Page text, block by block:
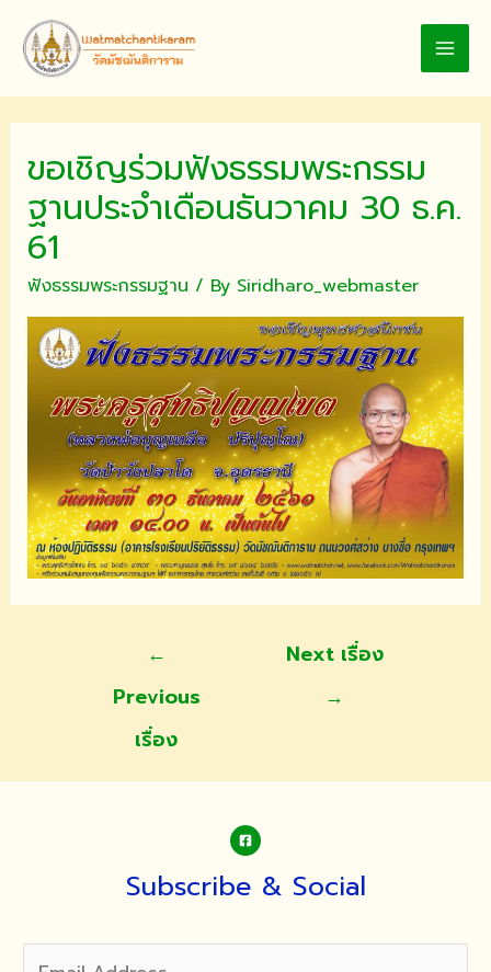
content
ขอเชิญร่วมฟังธรรมพระกรรม
ฐานประจำเดือนธันวาคม 30 ธ.ค.
61
ฟังธรรมพระกรรมฐาน / By Siridharo_webmaster
←
Previous
เรื่อง
Next เรื่อง
→
Subscribe & Social